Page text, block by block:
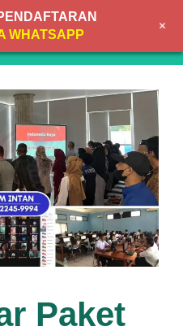
Paket
WHATSAPP
+